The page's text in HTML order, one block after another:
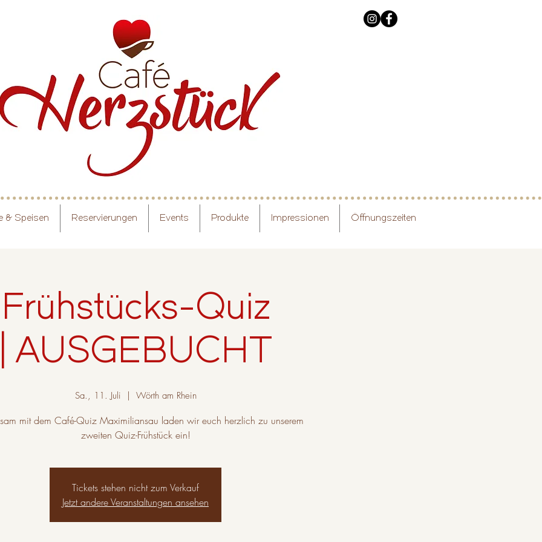
& Speisen Reservierungen Events Produkte Impressionen Öffnungszeiten
Frühstücks-Quiz
| AUSGEBUCHT
Sa., 11. Juli Wörth am Rhein
mit dem Café-Quiz Maximiliansau laden wir euch herzlich zu unserem
zweiten Quiz-Frühstück ein!
Tickets stehen nicht zum Verkauf
Jetzt andere Veranstaltungen ansehen